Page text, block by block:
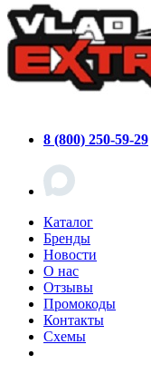
8 (800) 250-59-29
Каталог
Бренды
Новости
О нас
Отзывы
Промокоды
Контакты
Схемы